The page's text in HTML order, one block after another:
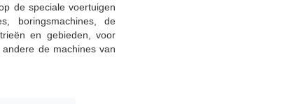
de speciale voertuigen
boringsmachines, de
en gebieden, voor
de machines van